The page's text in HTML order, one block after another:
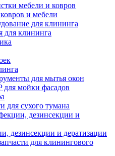
мебели и ковров
и мебели
для клининга
для клининга
для мытья окон
для мойки фасадов
для сухого тумана
дезинсекции и
дезинсекции и дератизации
для клинингового